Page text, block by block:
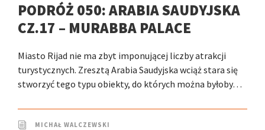
PODRÓŻ 050: ARABIA SAUDYJSKA
CZ.17 – MURABBA PALACE
Miasto Rijad nie ma zbyt imponującej liczby atrakcji
turystycznych. Zresztą Arabia Saudyjska wciąż stara się
stworzyć tego typu obiekty, do których można byłoby…
MICHAŁ WALCZEWSKI